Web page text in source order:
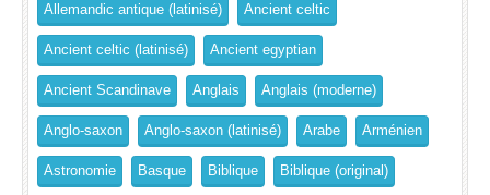
Allemandic antique (latinisé) Ancient celtic
Ancient celtic (latinisé) Ancient egyptian
Ancient Scandinave Anglais Anglais (moderne)
Anglo-saxon Anglo-saxon (latinisé) Arabe Arménien
Astronomie Basque Biblique Biblique (original)